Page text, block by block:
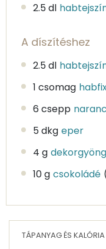
2.5 dl
A díszítéshez
2.5 dl
1 csomag
6 csepp
5 dkg eper
4 g
10 g csokoládé
TÁPANYAG ÉS KALÓRIA